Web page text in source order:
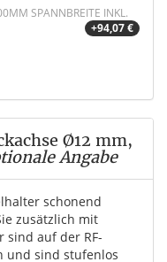
SPANNBREITE INKL.
+94,07 €
Ø12 mm,
Angabe
schonend
zusätzlich mit
sind auf der RF-
und sind stufenlos